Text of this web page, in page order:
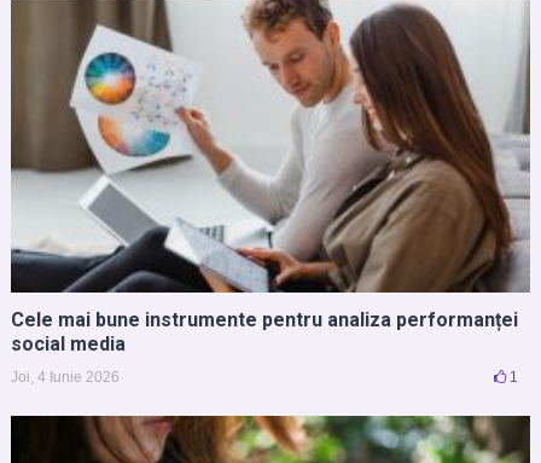
Cele mai bune instrumente pentru analiza performanței
social media
Joi, 4 Iunie 2026 1